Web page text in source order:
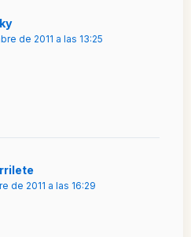
de 2011 a las 13:25
de 2011 a las 16:29